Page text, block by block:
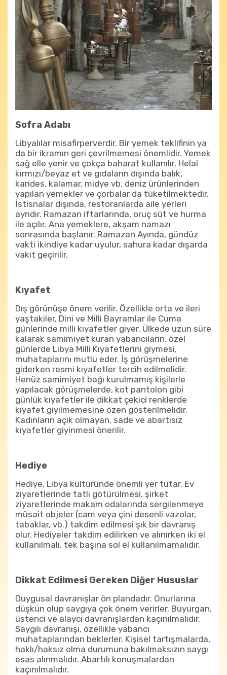
Sofra Adabı
Libyalılar misafirperverdir. Bir yemek teklifinin ya
da bir ikramın geri çevrilmemesi önemlidir. Yemek
sağ elle yenir ve çokça baharat kullanılır. Helal
kırmızı/beyaz et ve gıdaların dışında balık,
karides, kalamar, midye vb. deniz ürünlerinden
yapılan yemekler ve çorbalar da tüketilmektedir.
İstisnalar dışında, restoranlarda aile yerleri
ayrıdır. Ramazan iftarlarında, oruç süt ve hurma
ile açılır. Ana yemeklere, akşam namazı
sonrasında başlanır. Ramazan Ayında, gündüz
vakti ikindiye kadar uyulur, sahura kadar dışarda
vakit geçirilir.
Kıyafet
Dış görünüşe önem verilir. Özellikle orta ve ileri
yaştakiler, Dini ve Milli Bayramlar ile Cuma
günlerinde milli kıyafetler giyer. Ülkede uzun süre
kalarak samimiyet kuran yabancıların, özel
günlerde Libya Milli Kıyafetlerini giymesi,
muhataplarını mutlu eder. İş görüşmelerine
giderken resmi kıyafetler tercih edilmelidir.
Henüz samimiyet bağı kurulmamış kişilerle
yapılacak görüşmelerde, kot pantolon gibi
günlük kıyafetler ile dikkat çekici renklerde
kıyafet giyilmemesine özen gösterilmelidir.
Kadınların açık olmayan, sade ve abartısız
kıyafetler giyinmesi önerilir.
Hediye
Hediye, Libya kültüründe önemli yer tutar. Ev
ziyaretlerinde tatlı götürülmesi, şirket
ziyaretlerinde makam odalarında sergilenmeye
müsait objeler (cam veya çini desenli vazolar,
tabaklar, vb.) takdim edilmesi şık bir davranış
olur. Hediyeler takdim edilirken ve alınırken iki el
kullanılmalı, tek başına sol el kullanılmamalıdır.
Dikkat Edilmesi Gereken Diğer Hususlar
Duygusal davranışlar ön plandadır. Onurlarına
düşkün olup saygıya çok önem verirler. Buyurgan,
üstenci ve alaycı davranışlardan kaçınılmalıdır.
Saygılı davranışı, özellikle yabancı
muhataplarından beklerler. Kişisel tartışmalarda,
haklı/haksız olma durumuna bakılmaksızın saygı
esas alınmalıdır. Abartılı konuşmalardan
kaçınılmalıdır.